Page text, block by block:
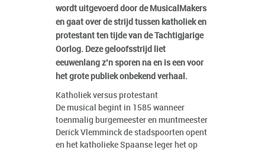
wordt uitgevoerd door de MusicalMakers
en gaat over de strijd tussen katholiek en
protestant ten tijde van de Tachtigjarige
Oorlog. Deze geloofsstrijd liet
eeuwenlang z’n sporen na en is een voor
het grote publiek onbekend verhaal.
Katholiek versus protestant
De musical begint in 1585 wanneer
toenmalig burgemeester en muntmeester
Derick Vlemminck de stadspoorten opent
en het katholieke Spaanse leger het op